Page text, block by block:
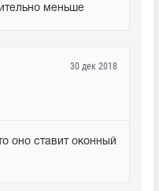
меньше
30 дек 2018
оно ставит оконный